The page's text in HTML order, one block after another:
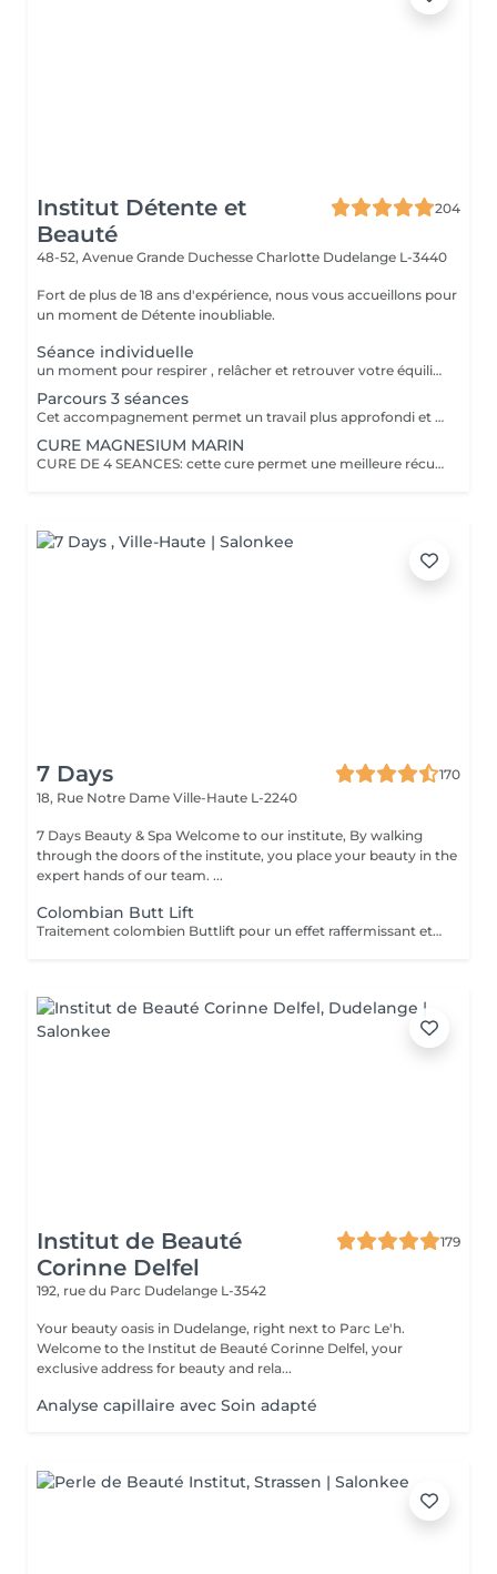
Institut Détente et
Beauté
204
48-52, Avenue Grande Duchesse Charlotte Dudelange L-3440
Fort de plus de 18 ans d'expérience, nous vous accueillons pour
un moment de Détente inoubliable.
Séance individuelle
un moment pour respirer , relâcher et retrouver votre équilibre émotionnel , une vrai parenthèse pour vous reconnecter à vous-même.
Parcours 3 séances
Cet accompagnement permet un travail plus approfondi et personnalisé dans la continuité
CURE MAGNESIUM MARIN
CURE DE 4 SEANCES: cette cure permet une meilleure récupération sportive, une diminution de la fatigue et l'anxiété. Plus efficace qu'un apport par voie orale, le corps se recharge en magnésium. La cure est recommandée aux personnes souffrant de sommeil difficile, de stress et de fatigue. Convient aux femmes enceintes
7 Days
170
18, Rue Notre Dame Ville-Haute L-2240
7 Days Beauty & Spa Welcome to our institute, By walking
through the doors of the institute, you place your beauty in the
expert hands of our team. ...
Colombian Butt Lift
Traitement colombien Buttlift pour un effet raffermissant et volumateur immédiat, donnant un effet ballon à lés fasses. Traitement comprenant massage, aspiration vacuum et massage post-traitement. Avec la possibilité de combiner des crèmes pour un effet plus durable.
Institut de Beauté
Corinne Delfel
179
192, rue du Parc Dudelange L-3542
Your beauty oasis in Dudelange, right next to Parc Le'h.
Welcome to the Institut de Beauté Corinne Delfel, your
exclusive address for beauty and rela...
Analyse capillaire avec Soin adapté